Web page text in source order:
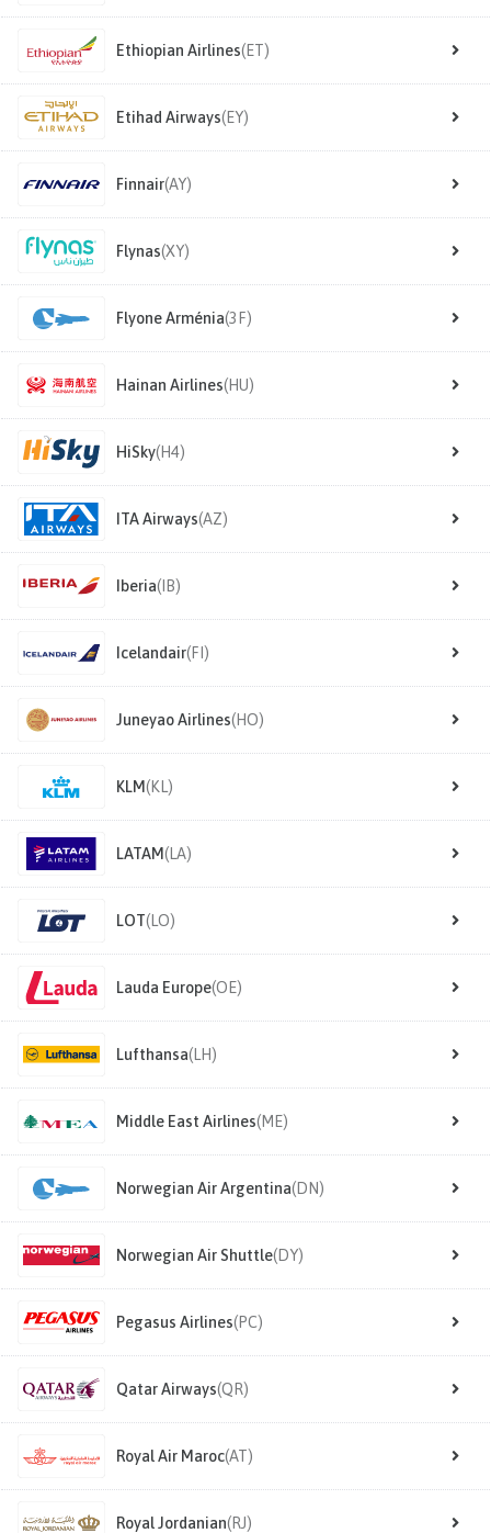
Ethiopian Airlines(ET)
Etihad Airways(EY)
Finnair(AY)
Flynas(XY)
Flyone Arménia(3F)
Hainan Airlines(HU)
HiSky(H4)
ITA Airways(AZ)
Iberia(IB)
Icelandair(FI)
Juneyao Airlines(HO)
KLM(KL)
LATAM(LA)
LOT(LO)
Lauda Europe(OE)
Lufthansa(LH)
Middle East Airlines(ME)
Norwegian Air Argentina(DN)
Norwegian Air Shuttle(DY)
Pegasus Airlines(PC)
Qatar Airways(QR)
Royal Air Maroc(AT)
Royal Jordanian(RJ)